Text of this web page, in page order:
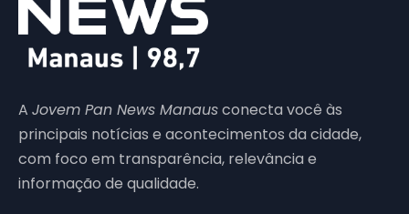
A Jovem Pan News Manausconecta você às
principais notícias e acontecimentos da cidade,
com foco em transparência, relevância e
informação de qualidade.